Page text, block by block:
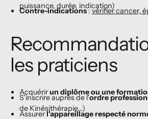
puissance, durée, indication)
Contre-indications:vérifier cancer,
les praticiens
Acquérirun diplôme ou une
S'inscrire auprès de l'ordre
de Kinésithérapie...)
Assurerl'appareillage respecté